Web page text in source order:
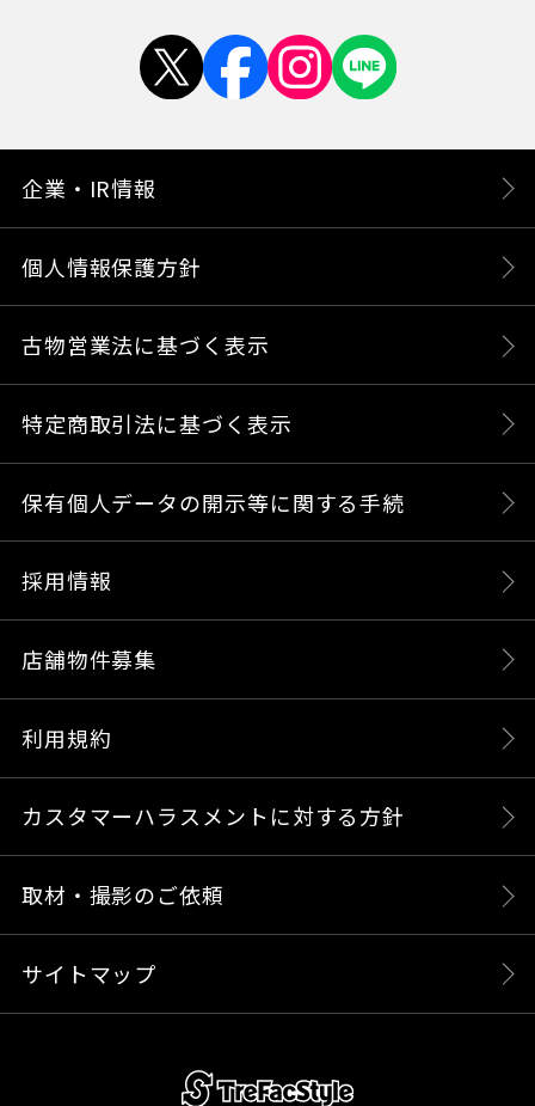
企業・IR情報
個人情報保護方針
古物営業法に基づく表示
特定商取引法に基づく表示
保有個人データの開示等に関する手続
採用情報
店舗物件募集
利用規約
カスタマーハラスメントに対する方針
取材・撮影のご依頼
サイトマップ